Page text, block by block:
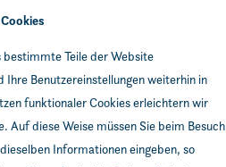
bestimmte Teile der Website
Benutzereinstellungen weiterhin in
funktionaler Cookies erleichtern wir
Auf diese Weise müssen Sie beim Besuch
Informationen eingeben, so